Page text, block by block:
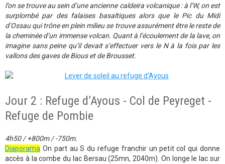
l’on se trouve au sein d’une ancienne caldeira volcanique : à l’W, on est
surplombé par des falaises basaltiques alors que le Pic du Midi
d’Ossau qui trône en plein milieu se trouve assurément être le reste de
la cheminée d’un immense volcan. Quant à l’écoulement de la lave, on
imagine sans peine qu’il devait s’effectuer vers le N à la fois par les
vallons des gaves de Bious et de Brousset.
Jour 2 : Refuge d’Ayous - Col de Peyreget -
Refuge de Pombie
4h50 / +800m / -750m.
Diaporama On part au S du refuge franchir un petit col qui donne
accès à la combe du lac Bersau (25mn, 2040m). On longe le lac sur